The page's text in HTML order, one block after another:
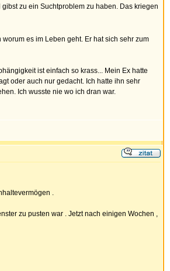
zu ein Suchtproblem zu haben. Das kriegen
es im Leben geht. Er hat sich sehr zum
ist einfach so krass... Mein Ex hatte
oder auch nur gedacht. Ich hatte ihn sehr
Ich wusste nie wo ich dran war.
.
zu pusten war . Jetzt nach einigen Wochen ,